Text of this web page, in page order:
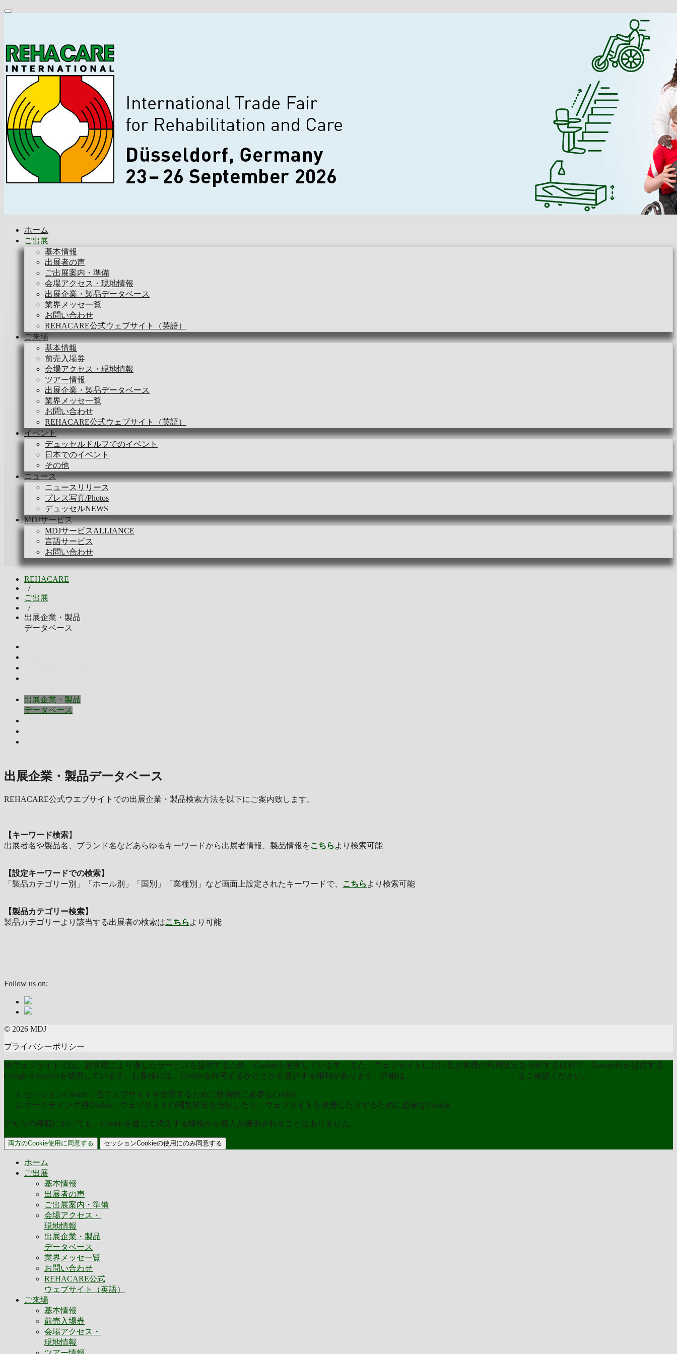
ホーム
ご出展
基本情報
出展者の声
ご出展案内・準備
会場アクセス・現地情報
出展企業・製品データベース
業界メッセ一覧
お問い合わせ
REHACARE公式ウェブサイト（英語）
ご来場
基本情報
前売入場券
会場アクセス・現地情報
ツアー情報
出展企業・製品データベース
業界メッセ一覧
お問い合わせ
REHACARE公式ウェブサイト（英語）
イベント
デュッセルドルフでのイベント
日本でのイベント
その他
ニュース
ニュースリリース
プレス写真/Photos
デュッセルNEWS
MDJサービス
MDJサービスALLIANCE
言語サービス
お問い合わせ
REHACARE
/
ご出展
/
出展企業・製品
データベース
出展企業・製品
データベース
出展企業・製品データベース
REHACARE公式ウエブサイトでの出展企業・製品検索方法を以下にご案内致します。
【キーワード検索】
出展者名や製品名、ブランド名などあらゆるキーワードから出展者情報、製品情報をこちら より検索可能
【設定キーワードでの検索】
「製品カテゴリー別」「ホール別」「国別」「業種別」など画面上設定されたキーワードで、
こちら より検索可能
【製品カテゴリー検索】
製品カテゴリーより該当する出展者の検索はこちら より可能
Follow us on:
© 2026 MDJ
プライバシーポリシー
当ウェブサイトでは、お客様により適したサービスを提供するため、Cookieを使用しています。また、ウェブサイトにおけるお客様の利用状況を分析する目的で、Google社が提供する
Google Analyticsを使用しています。お客様には、Cookieを許可するかどうかを選択する権利があります。詳細は、
をご確認ください。
セッションCookie：当ウェブサイトを使用するために技術的に必要なCookie
マーケティング用Cookie：ウェブサイトの閲覧状況を分析したり、ウェブサイトを改善したりするために必要なCookie
どちらの種類においても、Cookieを通じて収集する情報から個人が識別されることはありません。
両方のCookie使用に同意する セッションCookieの使用にのみ同意する
ホーム
ご出展
基本情報
出展者の声
ご出展案内・準備
会場アクセス・
現地情報
出展企業・製品
データベース
業界メッセ一覧
お問い合わせ
REHACARE公式
ウェブサイト（英語）
ご来場
基本情報
前売入場券
会場アクセス・
現地情報